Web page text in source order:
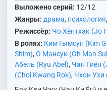
Выложено серий: 12/12
Жанры: драма, психология,
Режиссёр: Чо Хёнтхэк (Jo
В ролях: Ким Гымсун (Kim
Shim), О Мансук (Oh Man
Абель (Ryu Abel), Чан Гиён
(Choi Kwang Rok), Чхон Ухи